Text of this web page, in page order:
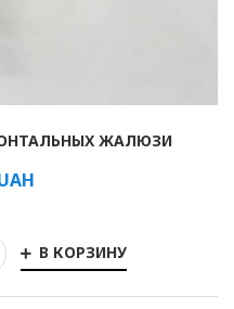
В КОРЗИНУ
ЖАЛЮЗИ